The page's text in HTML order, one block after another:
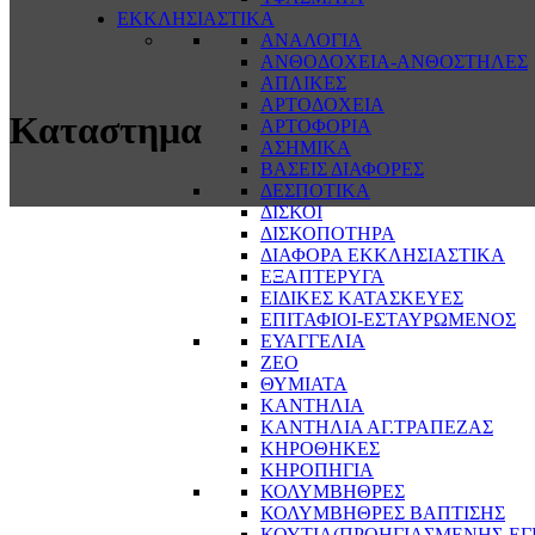
ΕΚΚΛΗΣΙΑΣΤΙΚΑ
ΑΝΑΛΟΓΙΑ
ΑΝΘΟΔΟΧΕΙΑ-ΑΝΘΟΣΤΗΛΕΣ
ΑΠΛΙΚΕΣ
ΑΡΤΟΔΟΧΕΙΑ
ΑΡΤΟΦΟΡΙΑ
ΑΣΗΜΙΚΑ
ΒΑΣΕΙΣ ΔΙΑΦΟΡΕΣ
ΔΕΣΠΟΤΙΚΑ
ΔΙΣΚΟΙ
ΔΙΣΚΟΠΟΤΗΡΑ
ΔΙΑΦΟΡΑ ΕΚΚΛΗΣΙΑΣΤΙΚΑ
ΕΞΑΠΤΕΡΥΓΑ
ΕΙΔΙΚΕΣ ΚΑΤΑΣΚΕΥΕΣ
ΕΠΙΤΑΦΙΟΙ-ΕΣΤΑΥΡΩΜΕΝΟΣ
ΕΥΑΓΓΕΛΙΑ
ΖΕΟ
ΘΥΜΙΑΤΑ
ΚΑΝΤΗΛΙΑ
ΚΑΝΤΗΛΙΑ ΑΓ.ΤΡΑΠΕΖΑΣ
ΚΗΡΟΘΗΚΕΣ
ΚΗΡΟΠΗΓΙΑ
ΚΟΛΥΜΒΗΘΡΕΣ
ΚΟΛΥΜΒΗΘΡΕΣ ΒΑΠΤΙΣΗΣ
Καταστημα